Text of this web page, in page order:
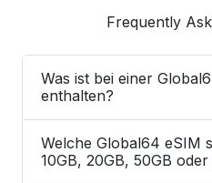
Frequently
Was ist bei einer
enthalten?
Welche Global64 eSIM
10GB, 20GB, 50GB